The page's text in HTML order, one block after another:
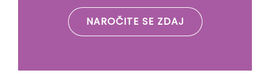
NAROČITE SE ZDAJ